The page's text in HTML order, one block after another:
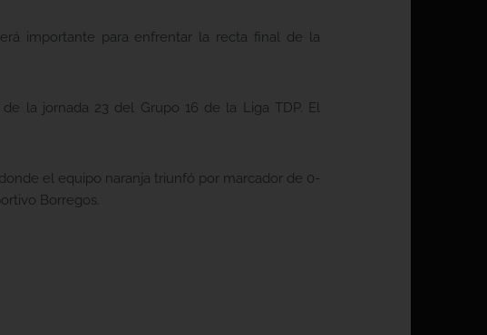
importante para enfrentar la recta final de la
la jornada 23 del Grupo 16 de la Liga TDP. El
el equipo naranja triunfó por marcador de 0-
Borregos.